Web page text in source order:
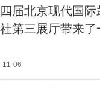
届北京现代国
第三展厅带来
11-06